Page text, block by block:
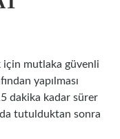
için mutlaka güvenli
yapılması
dakika kadar sürer
tutulduktan sonra